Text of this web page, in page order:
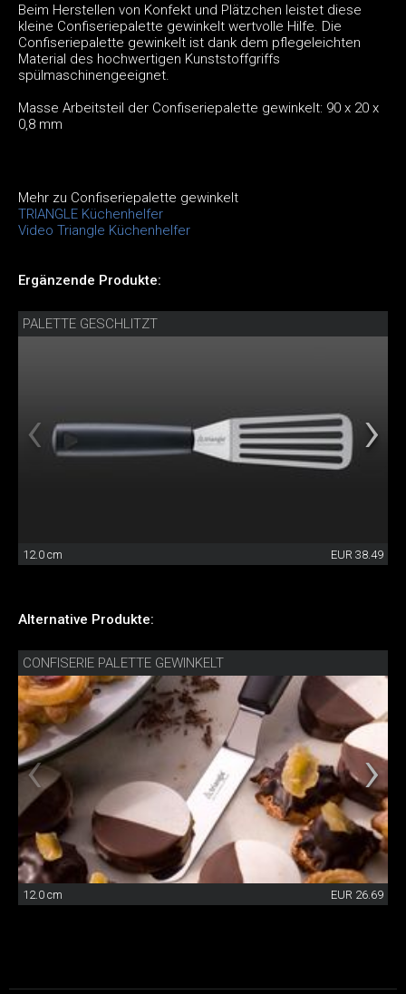
Beim Herstellen von Konfekt und Plätzchen leistet diese
kleine Confiseriepalette gewinkelt wertvolle Hilfe. Die
Confiseriepalette gewinkelt ist dank dem pflegeleichten
Material des hochwertigen Kunststoffgriffs
spülmaschinengeeignet.
Masse Arbeitsteil der Confiseriepalette gewinkelt: 90 x 20 x
0,8 mm
Mehr zu Confiseriepalette gewinkelt
TRIANGLE Küchenhelfer
Video Triangle Küchenhelfer
Ergänzende Produkte:
PALETTE GESCHLITZT
12.0 cm EUR 38.49
Alternative Produkte:
CONFISERIE PALETTE GEWINKELT
12.0 cm EUR 26.69